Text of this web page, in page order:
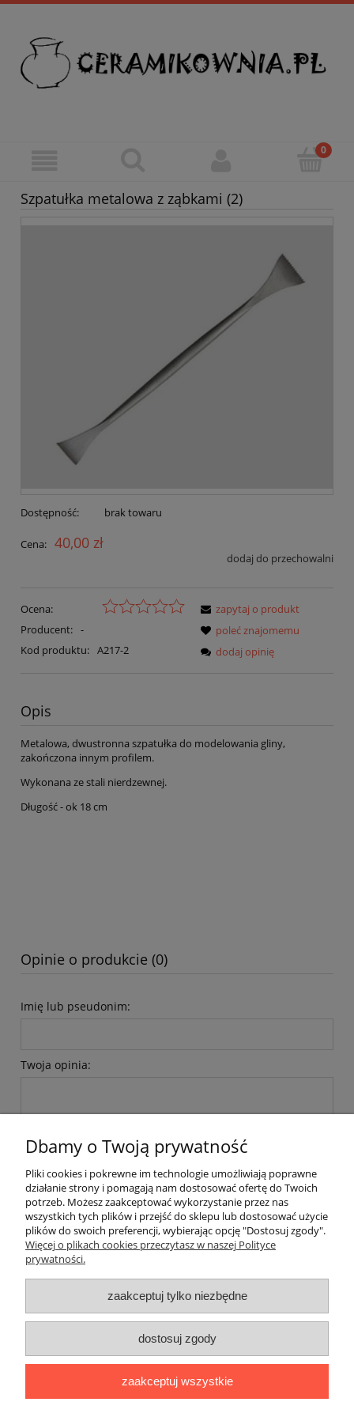
Szpatułka metalowa z ząbkami (2)
Dostępność: brak towaru
Cena: 40,00 zł
dodaj do przechowalni
Ocena:
Producent: -
Kod produktu: A217-2
zapytaj o produkt
poleć znajomemu
dodaj opinię
Opis
Metalowa, dwustronna szpatułka do modelowania gliny,
zakończona innym profilem.
Wykonana ze stali nierdzewnej.
Długość - ok 18 cm
Opinie o produkcie (0)
Imię lub pseudonim:
Twoja opinia:
wyślij
Pomoc
Moje konto
Płatności i dostawa
Informacje
Dbamy o Twoją prywatność
Pliki cookies i pokrewne im technologie umożliwiają poprawne
działanie strony i pomagają nam dostosować ofertę do Twoich
potrzeb. Możesz zaakceptować wykorzystanie przez nas
wszystkich tych plików i przejść do sklepu lub dostosować użycie
plików do swoich preferencji, wybierając opcję "Dostosuj zgody".
Więcej o plikach cookies przeczytasz w naszej Polityce
prywatności.
zaakceptuj tylko niezbędne
dostosuj zgody
zaakceptuj wszystkie